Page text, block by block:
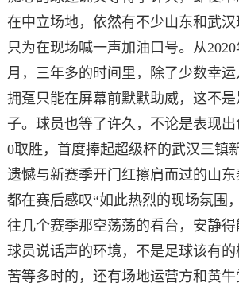
在中立场地，依然有不少山东和武汉
只为在现场喊一声加油口号。从2020
月，三年多的时间里，除了少数幸
拥趸只能在屏幕前默默助威，这不
子。球员也等了许久，不论是表现
0取胜，首度捧起超级杯的武汉三镇
遗憾与新赛季开门红擦肩而过的山东
都在赛后感叹“如此热烈的现场氛围
往几个赛季那空荡荡的看台，安静
球员说话声的环境，不是足球该有的
苦等多时的，还有场地运营方和黄牛